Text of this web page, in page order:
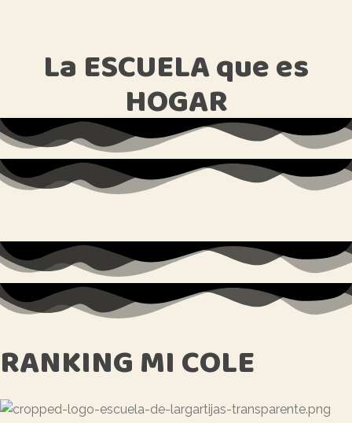
La ESCUELAquees
HOGAR
RANKING MI COLE